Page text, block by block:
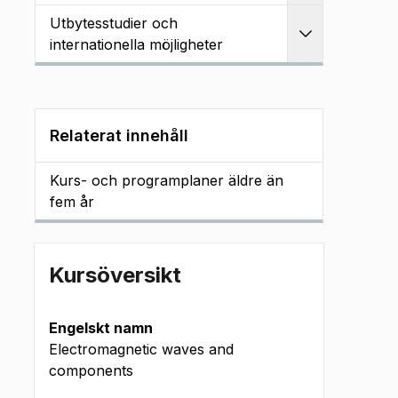
Utbytesstudier och
internationella möjligheter
Relaterat innehåll
Kurs- och programplaner äldre än
fem år
Kursöversikt
Engelskt namn
Electromagnetic waves and
components